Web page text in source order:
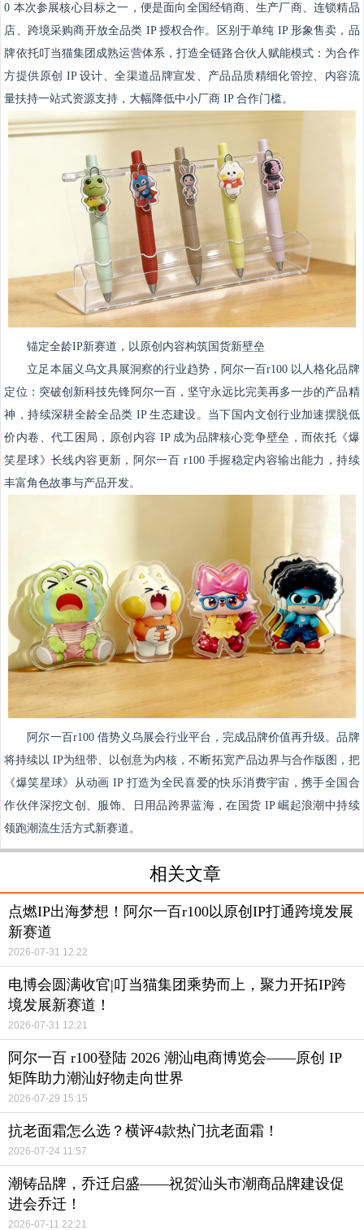
0 本次参展核心目标之一，便是面向全国经销商、生产厂商、连锁精品
店、跨境采购商开放全品类 IP 授权合作。区别于单纯 IP 形象售卖，品
牌依托叮当猫集团成熟运营体系，打造全链路合伙人赋能模式：为合作
方提供原创 IP 设计、全渠道品牌宣发、产品品质精细化管控、内容流
量扶持一站式资源支持，大幅降低中小厂商 IP 合作门槛。
锚定全龄IP新赛道，以原创内容构筑国货新壁垒
立足本届义乌文具展洞察的行业趋势，阿尔一百r100 以人格化品牌
定位：突破创新科技先锋阿尔一百，坚守永远比完美再多一步的产品精
神，持续深耕全龄全品类 IP 生态建设。当下国内文创行业加速摆脱低
价内卷、代工困局，原创内容 IP 成为品牌核心竞争壁垒，而依托《爆
笑星球》长线内容更新，阿尔一百 r100 手握稳定内容输出能力，持续
丰富角色故事与产品开发。
阿尔一百r100 借势义乌展会行业平台，完成品牌价值再升级。品牌
将持续以 IP为纽带、以创意为内核，不断拓宽产品边界与合作版图，把
《爆笑星球》从动画 IP 打造为全民喜爱的快乐消费宇宙，携手全国合
作伙伴深挖文创、服饰、日用品跨界蓝海，在国货 IP 崛起浪潮中持续
领跑潮流生活方式新赛道。
相关文章
点燃IP出海梦想！阿尔一百r100以原创IP打通跨境发展
新赛道
2026-07-31 12:22
电博会圆满收官|叮当猫集团乘势而上，聚力开拓IP跨
境发展新赛道！
2026-07-31 12:21
阿尔一百 r100登陆 2026 潮汕电商博览会——原创 IP
矩阵助力潮汕好物走向世界
2026-07-29 15:15
抗老面霜怎么选？横评4款热门抗老面霜！
2026-07-24 11:57
潮铸品牌，乔迁启盛——祝贺汕头市潮商品牌建设促
进会乔迁！
2026-07-11 22:21